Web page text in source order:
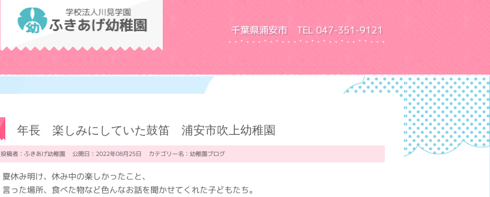
学校法人川見学園 ふきあげ幼稚園
千葉県浦安市 TEL 047-351-9121
年長 楽しみにしていた鼓笛 浦安市吹上幼稚園
投稿者：ふきあげ幼稚園 公開日：2022年08月25日 カテゴリー名： 幼稚園ブログ
夏休み明け、休み中の楽しかったこと、
言った場所、食べた物など色んなお話を聞かせてくれた子どもたち。